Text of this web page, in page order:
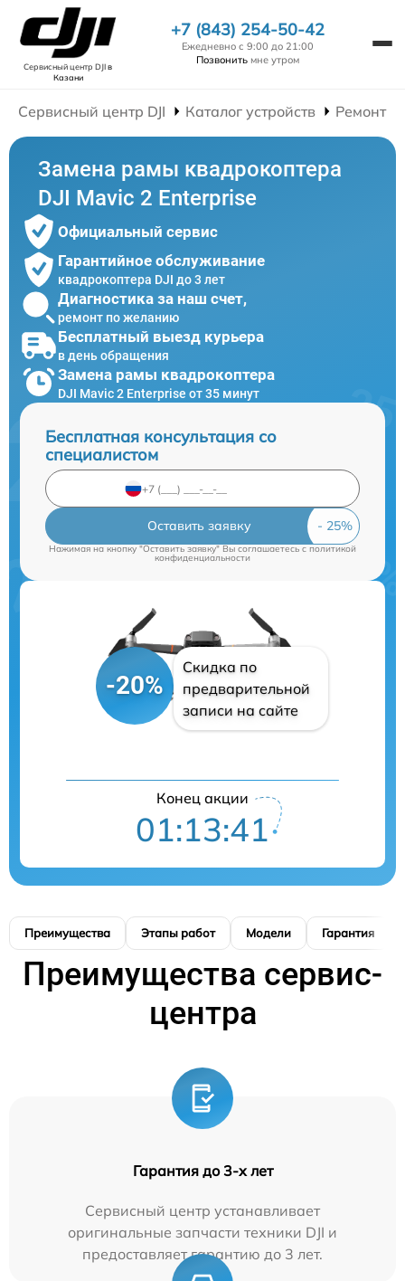
Сервисный центр DJIв
Казани
+7 (843) 254-50-42
Ежедневно с 9:00 до 21:00
Позвонить мне утром
Сервисный центр DJI Каталог устройств Ремонт
Замена рамы квадрокоптера
DJI Mavic 2 Enterprise
Официальный сервис
Гарантийное обслуживание
квадрокоптера DJI до 3 лет
Диагностика за наш счет,
ремонт по желанию
Бесплатный выезд курьера
в день обращения
Замена рамы квадрокоптера
DJI Mavic 2 Enterprise от 35 минут
Бесплатная консультация со
специалистом
Оставить заявку
Нажимая на кнопку "Оставить заявку" Вы соглашаетесь cполитикой
конфиденциальности
-20%
Скидка по
предварительной
записи на сайте
Конец акции
01:13:40
Преимущества Этапы работ Модели Гарантия
Преимущества сервис-
центра
Гарантия до 3-х лет
Сервисный центр устанавливает
оригинальные запчасти техники DJI и
предоставляет гарантию до 3 лет.